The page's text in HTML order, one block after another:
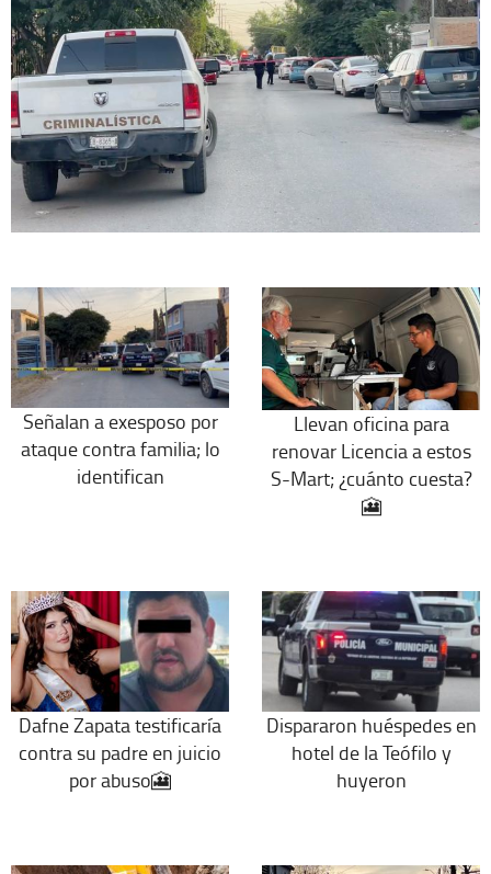
Señalan a exesposo por
ataque contra familia; lo
identifican
Llevan oficina para
renovar Licencia a estos
S-Mart; ¿cuánto cuesta?
🎦
Dafne Zapata testificaría
contra su padre en juicio
por abuso🎦
Dispararon huéspedes en
hotel de la Teófilo y
huyeron